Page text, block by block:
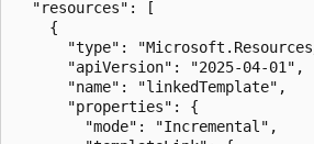
  "resources": [
    {
"type":
      "apiVersion": "2025-04-01",
      "name": "linkedTemplate",
      "properties": {
        "mode": "Incremental",